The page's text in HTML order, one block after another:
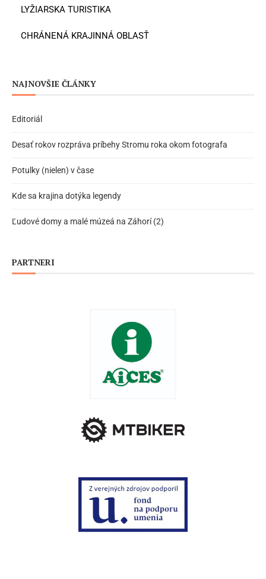
LYŽIARSKA TURISTIKA
CHRÁNENÁ KRAJINNÁ OBLASŤ
NAJNOVŠIE ČLÁNKY
Editoriál
Desať rokov rozpráva príbehy Stromu roka okom fotografa
Potulky (nielen) v čase
Kde sa krajina dotýka legendy
Ľudové domy a malé múzeá na Záhorí (2)
PARTNERI